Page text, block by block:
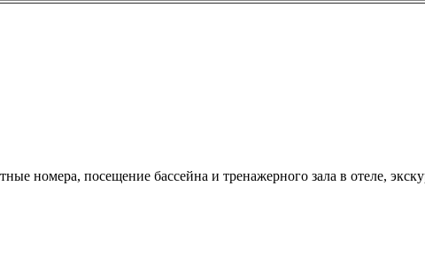
номера, посещение бассейна и тренажерного зала в отеле,